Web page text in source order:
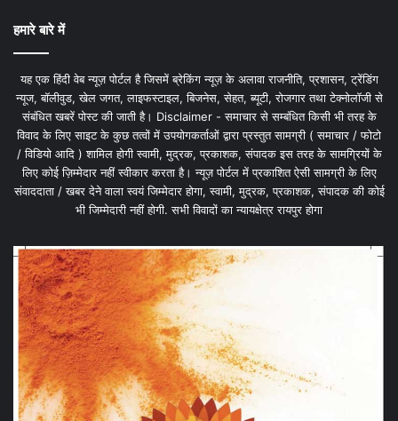
हमारे बारे में
यह एक हिंदी वेब न्यूज़ पोर्टल है जिसमें ब्रेकिंग न्यूज़ के अलावा राजनीति, प्रशासन, ट्रेंडिंग
न्यूज, बॉलीवुड, खेल जगत, लाइफस्टाइल, बिजनेस, सेहत, ब्यूटी, रोजगार तथा टेक्नोलॉजी से
संबंधित खबरें पोस्ट की जाती है। Disclaimer - समाचार से सम्बंधित किसी भी तरह के
विवाद के लिए साइट के कुछ तत्वों में उपयोगकर्ताओं द्वारा प्रस्तुत सामग्री ( समाचार / फोटो
/ विडियो आदि ) शामिल होगी स्वामी, मुद्रक, प्रकाशक, संपादक इस तरह के सामग्रियों के
लिए कोई ज़िम्मेदार नहीं स्वीकार करता है। न्यूज़ पोर्टल में प्रकाशित ऐसी सामग्री के लिए
संवाददाता / खबर देने वाला स्वयं जिम्मेदार होगा, स्वामी, मुद्रक, प्रकाशक, संपादक की कोई
भी जिम्मेदारी नहीं होगी. सभी विवादों का न्यायक्षेत्र रायपुर होगा